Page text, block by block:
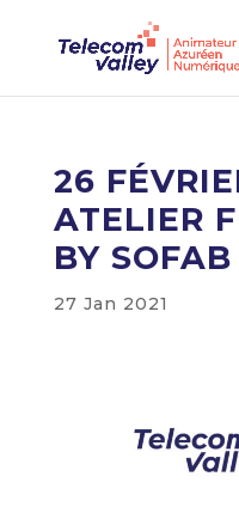
26
ATELIER
BY SOFAB
27 Jan 2021